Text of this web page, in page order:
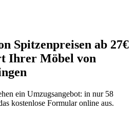
Spitzenpreisen ab 27€
Ihrer Möbel von
ein Umzugsangebot: in nur 58
kostenlose Formular online aus.